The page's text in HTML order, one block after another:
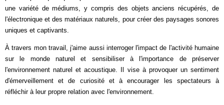
une variété de médiums, y compris des objets anciens récupérés, de
l'électronique et des matériaux naturels, pour créer des paysages sonores
uniques et captivants.
À travers mon travail, j'aime aussi interroger l'impact de l'activité humaine
sur le monde naturel et sensibiliser à l'importance de préserver
l'environnement naturel et acoustique. Il vise à provoquer un sentiment
d'émerveillement et de curiosité et à encourager les spectateurs à
réfléchir à leur propre relation avec l'environnement.